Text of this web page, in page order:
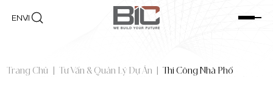
ENVI
Trang Chủ Tư Vấn & Quản Lý Dự Án Thi Công Nhà Phố